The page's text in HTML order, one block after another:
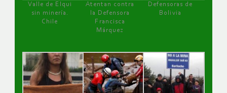
Valle de Elqui
sin minería.
Chile
Atentan contra
la Defensora
Francisca
Márquez
Defensoras de
Bolivia